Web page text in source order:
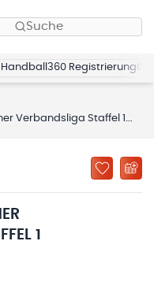
Suche
Handball360 Registrierung
Verbandsliga Staffel 1
1